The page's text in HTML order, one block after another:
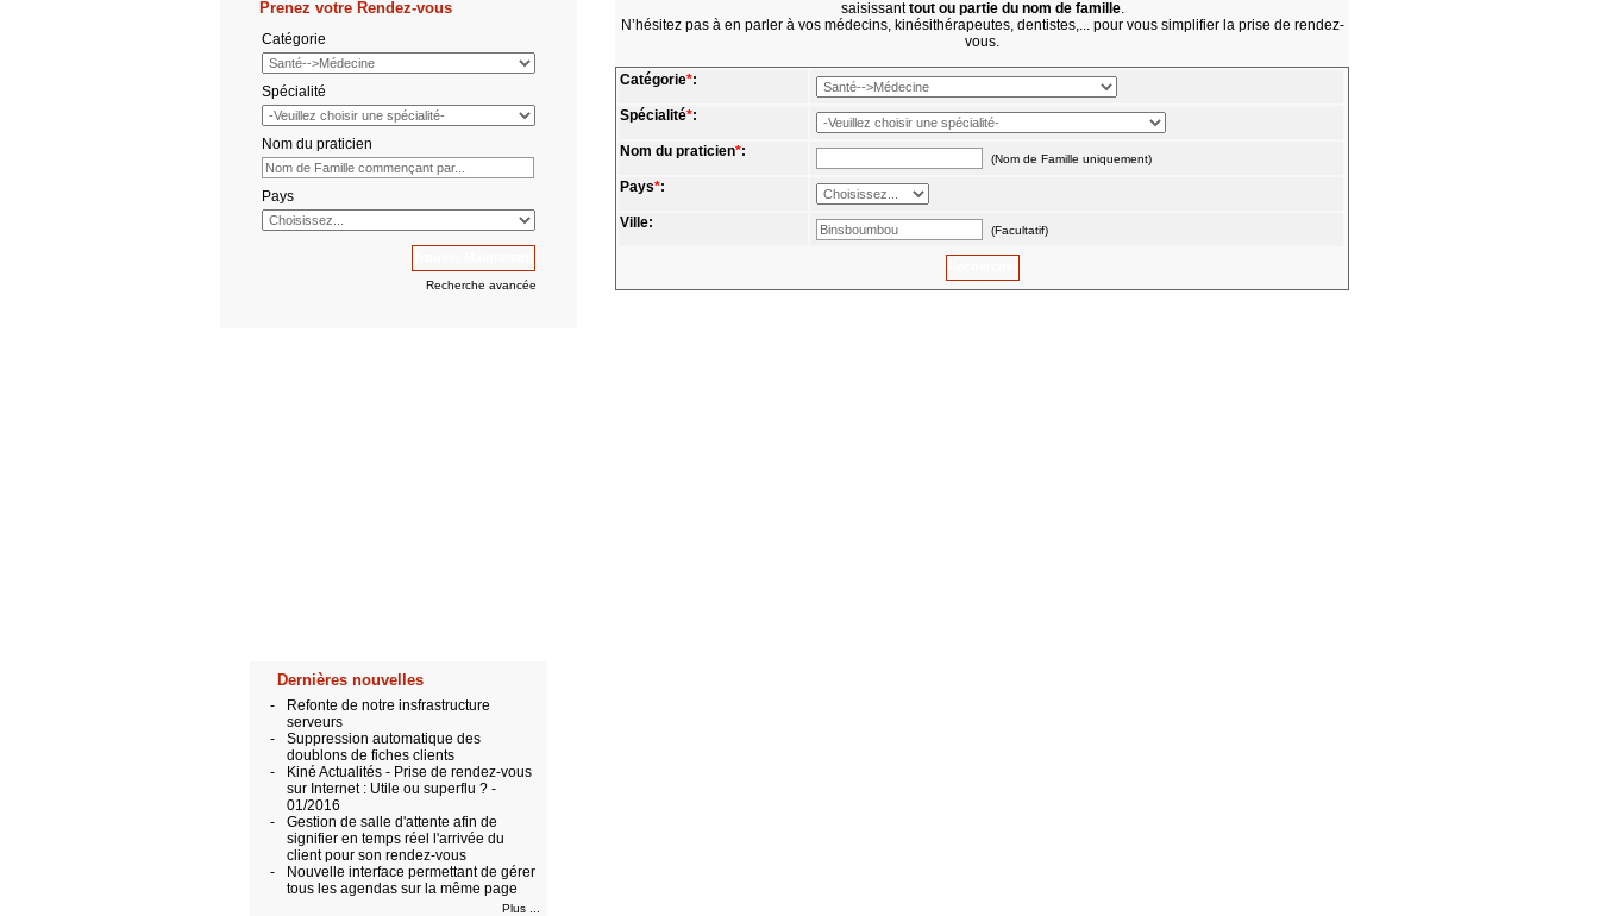
Prenez votre Rendez-vous
Catégorie
Spécialité
Nom du praticien
Pays
Recherche avancée
Dernières nouvelles
-
Refonte de notre insfrastructure
serveurs
-
Suppression automatique des
doublons de fiches clients
-
Kiné Actualités - Prise de rendez-vous
sur Internet : Utile ou superflu ? -
01/2016
-
Gestion de salle d'attente afin de
signifier en temps réel l'arrivée du
client pour son rendez-vous
-
Nouvelle interface permettant de gérer
tous les agendas sur la même page
Plus ...
saisissanttout ou partie du nom de famille.
N’hésitez pas à en parler à vos médecins, kinésithérapeutes, dentistes,... pour vous simplifier la prise de rendez-
vous.
Catégorie*:
Spécialité*:
Nom du praticien*: (Nom de Famille uniquement)
Pays*:
Ville: (Facultatif)